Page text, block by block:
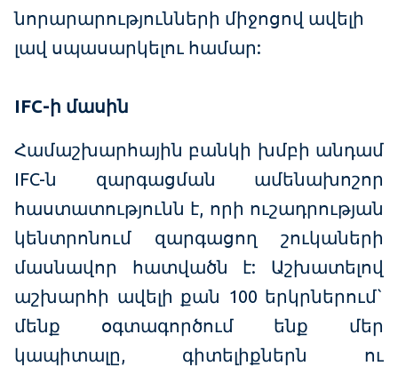
նորարարությունների միջոցով ավելի
լավ սպասարկելու համար:
IFC-ի մասին
Համաշխարհային բանկի խմբի անդամ
IFC-ն զարգացման ամենախոշոր
հաստատությունն է, որի ուշադրության
կենտրոնում զարգացող շուկաների
մասնավոր հատվածն է: Աշխատելով
աշխարհի ավելի քան 100 երկրներում`
մենք օգտագործում ենք մեր
կապիտալը, գիտելիքներն ու